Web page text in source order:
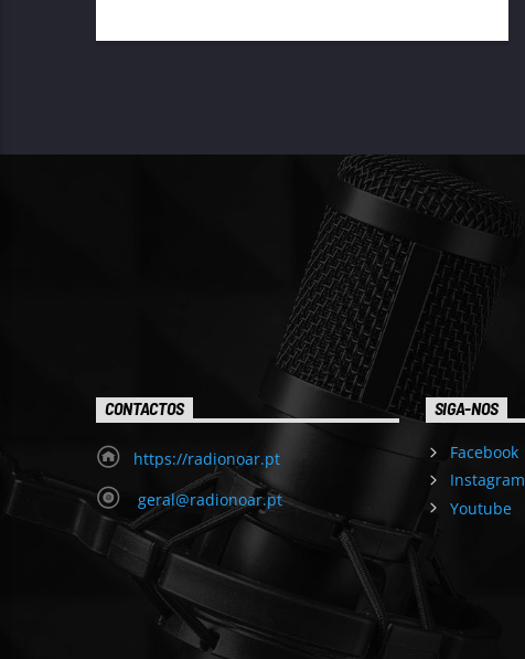
CONTACTOS
https://radionoar.pt
geral@radionoar.pt
SIGA-NOS
Facebook
Instagram
Youtube